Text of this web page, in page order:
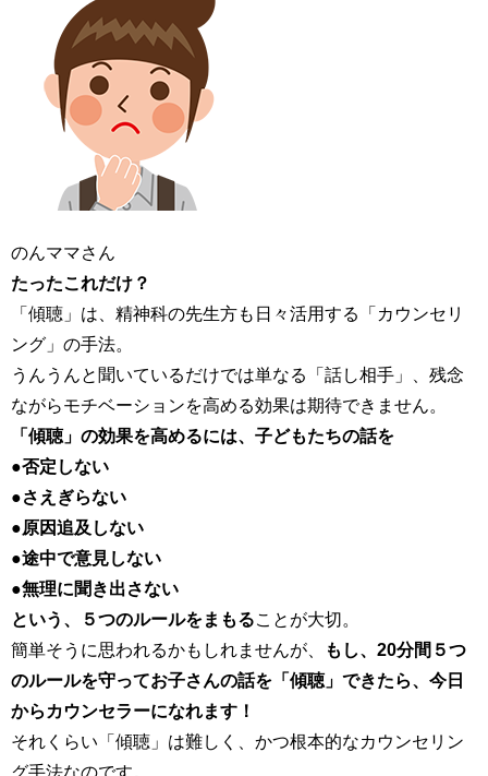
のんママさん
たったこれだけ？
「傾聴」は、精神科の先生方も日々活用する「カウンセリ
ング」の手法。
うんうんと聞いているだけでは単なる「話し相手」、残念
ながらモチベーションを高める効果は期待できません。
「傾聴」の効果を高めるには、子どもたちの話を
●否定しない
●さえぎらない
●原因追及しない
●途中で意見しない
●無理に聞き出さない
という、５つのルールをまもることが大切。
簡単そうに思われるかもしれませんが、
もし、20分間５つ
のルールを守ってお子さんの話を「傾聴」できたら、今日
からカウンセラーになれます！
それくらい「傾聴」は難しく、かつ根本的なカウンセリン
グ手法なのです。